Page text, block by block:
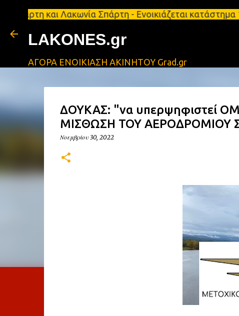
Λακωνία Σπάρτη - Ενοικιάζεται κατάστημα
LAKONES.gr
ΑΓΟΡΑ ΕΝΟΙΚΙΑΣΗ ΑΚΙΝΗΤΟΥ Grad.gr
ΔΟΥΚΑΣ: "να υπερψηφιστεί
ΜΙΣΘΩΣΗ ΤΟΥ ΑΕΡΟΔΡΟΜΙΟΥ
Νοεμβρίου 30, 2022